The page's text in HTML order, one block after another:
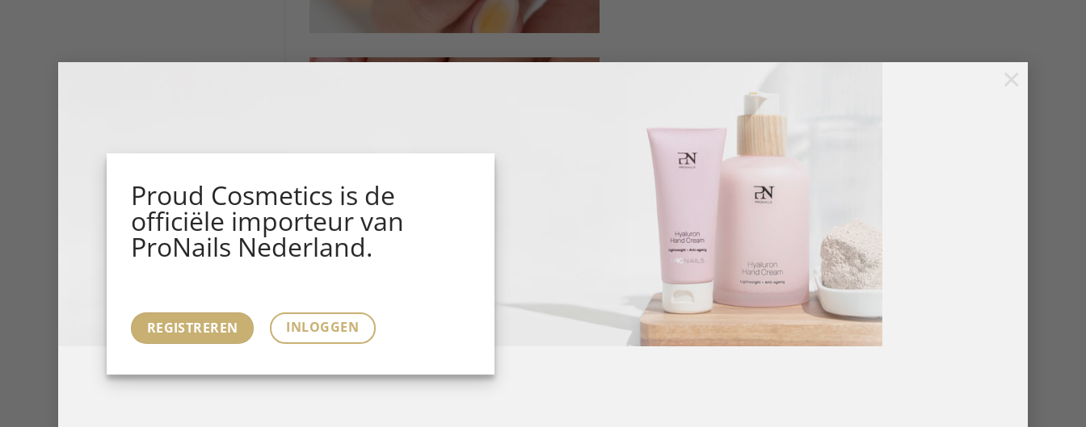
Proud Cosmetics is de
officiële importeur van
ProNails Nederland.
REGISTREREN INLOGGEN
×
Valentijnsnagels 2026: Nail art looks waar klanten voor
vallen!
De zomer is hét seizoen om te genieten van zon, zee en strand. Maar al...
Kerstnagels
De zomer is hét seizoen om te genieten van zon, zee en strand. Maar al...